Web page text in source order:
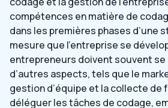
compétences en matière de
dans les premières phases d’une
mesure que l’entreprise se
entrepreneurs doivent souvent
d’autres aspects, tels que le
gestion d’équipe et la collecte de
déléguer les tâches de codage,